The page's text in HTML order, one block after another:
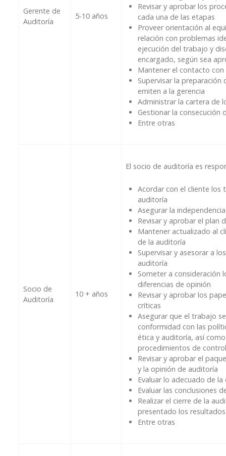
Gerente de
Auditoría
5-10 años
Revisar y aprobar los
cada una de las etapas
Proveer orientación al
relación con problemas
ejecución del trabajo y
encargado, según sea
Mantener el contacto con
Supervisar la preparación
emiten a la gerencia
Administrar la cartera de
Gestionar la consecución
Entre otras
Socio de
Auditoría
10 + años
El socio de auditoría es
Acordar con el cliente
auditoría
Asegurar la
Revisar y aprobar el plan
Mantener actualizado al
de la auditoría
Supervisar y asesorar a
auditoría
Someter a consideración
diferencias de opinión
Revisar y aprobar los
críticas
Asegurar que el trabajo
conformidad con las
ética y auditoría, así
procedimientos de
Revisar y aprobar el
y la opinión de auditoría
Evaluar lo adecuado de
Evaluar las conclusiones
Realizar el cierre de la
presentado los
Entre otras